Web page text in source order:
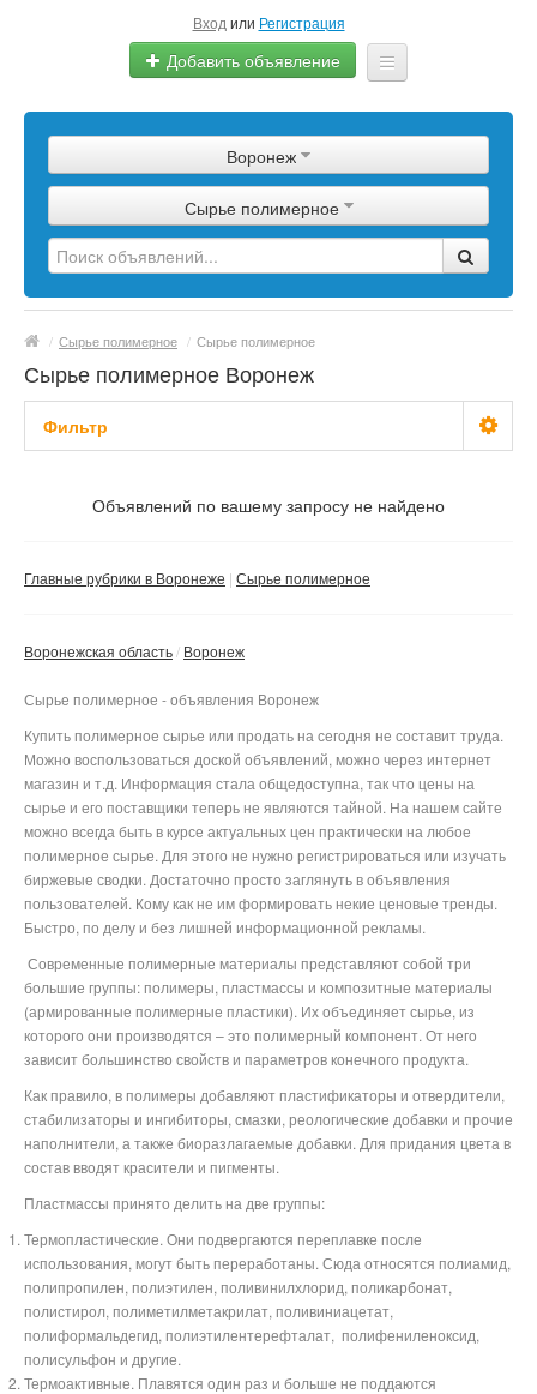
Вход или Регистрация
Добавить объявление
Сырье
Изделия
Оборудование
Еще
Воронеж
Сырье полимерное
/ Сырье полимерное / Сырье полимерное
Сырье полимерное Воронеж
Фильтр
Объявлений по вашему запросу не найдено
Главные рубрики в Воронеже Сырье полимерное
Воронежская область Воронеж
Сырье полимерное - объявления Воронеж
Купить полимерное сырье или продать на сегодня не составит труда.
Можно воспользоваться доской объявлений, можно через интернет
магазин и т.д. Информация стала общедоступна, так что цены на
сырье и его поставщики теперь не являются тайной. На нашем сайте
можно всегда быть в курсе актуальных цен практически на любое
полимерное сырье. Для этого не нужно регистрироваться или изучать
биржевые сводки. Достаточно просто заглянуть в объявления
пользователей. Кому как не им формировать некие ценовые тренды.
Быстро, по делу и без лишней информационной рекламы.
Современные полимерные материалы представляют собой три
большие группы: полимеры, пластмассы и композитные материалы
(армированные полимерные пластики). Их объединяет сырье, из
которого они производятся – это полимерный компонент. От него
зависит большинство свойств и параметров конечного продукта.
Как правило, в полимеры добавляют пластификаторы и отвердители,
стабилизаторы и ингибиторы, смазки, реологические добавки и прочие
наполнители, а также биоразлагаемые добавки. Для придания цвета в
состав вводят красители и пигменты.
Пластмассы принято делить на две группы:
Термопластические. Они подвергаются переплавке после
использования, могут быть переработаны. Сюда относятся полиамид,
полипропилен, полиэтилен, поливинилхлорид, поликарбонат,
полистирол, полиметилметакрилат, поливиниацетат,
полиформальдегид, полиэтилентерефталат, полифениленоксид,
полисульфон и другие.
Термоактивные. Плавятся один раз и больше не поддаются